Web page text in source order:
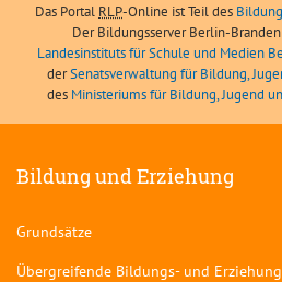
Das Portal RLP-Online ist Teil des
Der Bildungsserver Berlin-
Landesinstituts für Schule und Medien
derSenatsverwaltung für Bildung,
des Ministeriums für Bildung, Jugend
Bildung und Erziehung
Grundsätze
Übergreifende Bildungs- und